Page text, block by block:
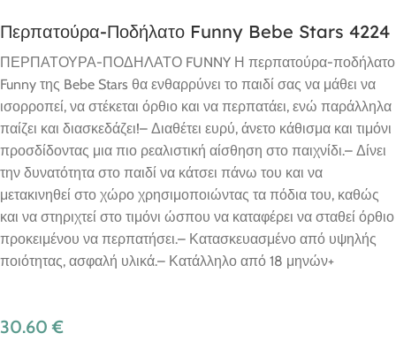
Περπατούρα-Ποδήλατο Funny Bebe Stars 4224
ΠΕΡΠΑΤΟΥΡΑ-ΠΟΔΗΛΑΤΟ FUNNY Η περπατούρα-ποδήλατο
Funny της Bebe Stars θα ενθαρρύνει το παιδί σας να μάθει να
ισορροπεί, να στέκεται όρθιο και να περπατάει, ενώ παράλληλα
παίζει και διασκεδάζει!– Διαθέτει ευρύ, άνετο κάθισμα και τιμόνι
προσδίδοντας μια πιο ρεαλιστική αίσθηση στο παιχνίδι.– Δίνει
την δυνατότητα στο παιδί να κάτσει πάνω του και να
μετακινηθεί στο χώρο χρησιμοποιώντας τα πόδια του, καθώς
και να στηριχτεί στο τιμόνι ώσπου να καταφέρει να σταθεί όρθιο
προκειμένου να περπατήσει.– Κατασκευασμένο από υψηλής
ποιότητας, ασφαλή υλικά.– Κατάλληλο από 18 μηνών+
30.60€